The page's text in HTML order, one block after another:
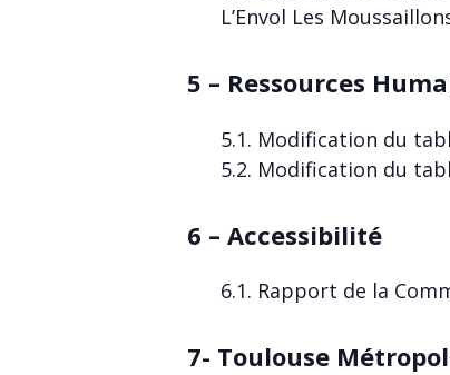
L’Envol Les
5 – Ressources
5.1. Modification du
5.2. Modification du
6 – Accessibilité
6.1. Rapport de la
7- Toulouse